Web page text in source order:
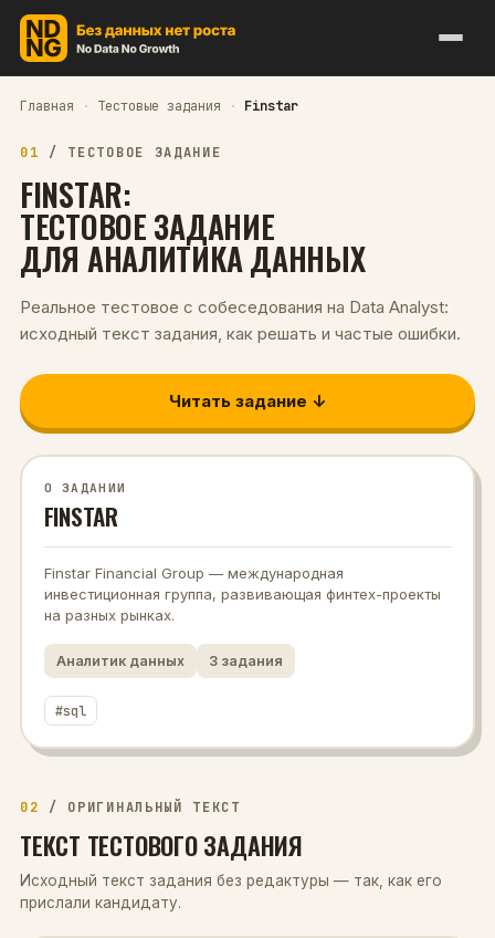
Главная · Тестовые задания · Finstar
01 / ТЕСТОВОЕ ЗАДАНИЕ
FINSTAR:
ТЕСТОВОЕ ЗАДАНИЕ
ДЛЯ АНАЛИТИКА ДАННЫХ
Реальное тестовое с собеседования на Data Analyst:
исходный текст задания, как решать и частые ошибки.
Читать задание ↓
О ЗАДАНИИ
FINSTAR
Finstar Financial Group — международная
инвестиционная группа, развивающая финтех-проекты
на разных рынках.
Аналитик данных 3 задания
#sql
02 / ОРИГИНАЛЬНЫЙ ТЕКСТ
ТЕКСТ ТЕСТОВОГО ЗАДАНИЯ
Исходный текст задания без редактуры — так, как его
прислали кандидату.